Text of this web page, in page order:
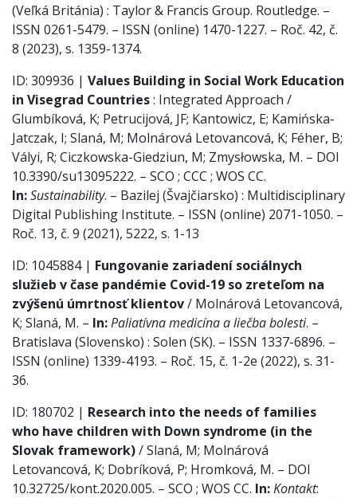
(Veľká Británia) : Taylor & Francis Group. Routledge. –
ISSN 0261-5479. – ISSN (online) 1470-1227. – Roč. 42, č.
8 (2023), s. 1359-1374.
ID: 309936 | Values Building in Social Work Education
in Visegrad Countries: Integrated Approach /
Glumbíková, K; Petrucijová, JF; Kantowicz, E; Kamińska-
Jatczak, I; Slaná, M; Molnárová Letovancová, K; Féher, B;
Vályi, R; Ciczkowska-Giedziun, M; Zmysłowska, M. – DOI
10.3390/su13095222. – SCO ; CCC ; WOS CC.
In:Sustainability. – Bazilej (Švajčiarsko) : Multidisciplinary
Digital Publishing Institute. – ISSN (online) 2071-1050. –
Roč. 13, č. 9 (2021), 5222, s. 1-13
ID: 1045884 | Fungovanie zariadení sociálnych
služieb v čase pandémie Covid-19 so zreteľom na
zvýšenú úmrtnosť klientov/ Molnárová Letovancová,
K; Slaná, M. – In:Paliatívna medicína a liečba bolesti. –
Bratislava (Slovensko) : Solen (SK). – ISSN 1337-6896. –
ISSN (online) 1339-4193. – Roč. 15, č. 1-2e (2022), s. 31-
36.
ID: 180702 | Research into the needs of families
who have children with Down syndrome (in the
Slovak framework)/ Slaná, M; Molnárová
Letovancová, K; Dobríková, P; Hromková, M. – DOI
10.32725/kont.2020.005. – SCO ; WOS CC. In:Kontakt: